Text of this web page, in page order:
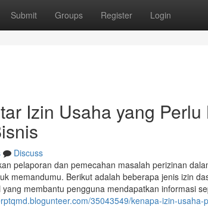
Submit Groups Register Login
Izin Usaha yang
Discuss
pelaporan dan pemecahan masalah perizinan
memandumu. Berikut adalah beberapa jenis izin
membantu pengguna mendapatkan informasi
35043549/kenapa-izin-